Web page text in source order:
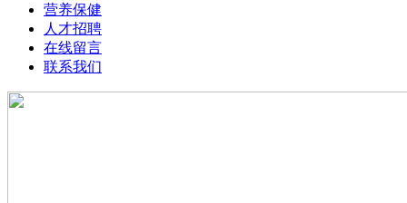
营养保健
人才招聘
在线留言
联系我们